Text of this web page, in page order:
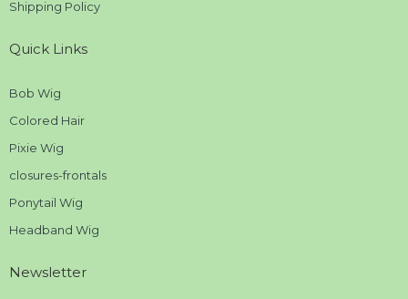
Shipping Policy
Quick Links
Bob Wig
Colored Hair
Pixie Wig
closures-frontals
Ponytail Wig
Headband Wig
Newsletter